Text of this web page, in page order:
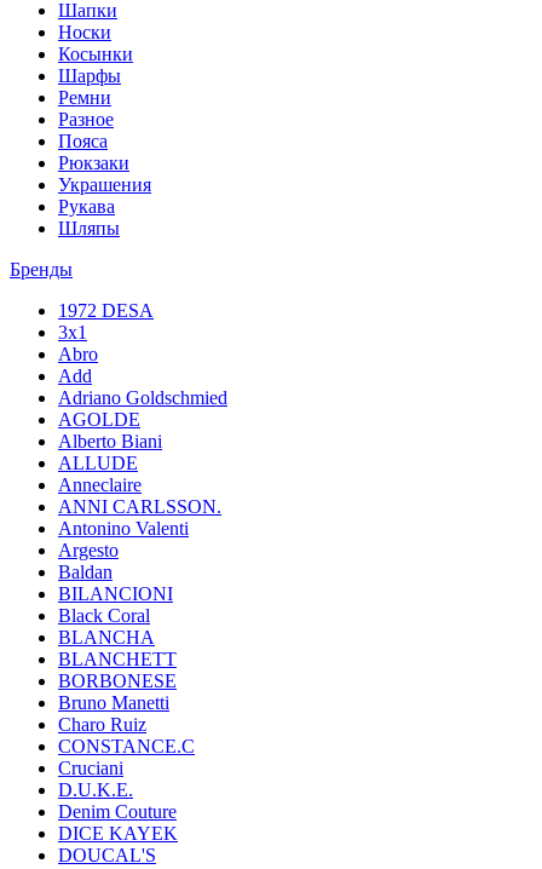
Шапки
Носки
Косынки
Шарфы
Ремни
Разное
Пояса
Рюкзаки
Украшения
Рукава
Шляпы
Бренды
1972 DESA
3x1
Abro
Add
Adriano Goldschmied
AGOLDE
Alberto Biani
ALLUDE
Anneclaire
ANNI CARLSSON.
Antonino Valenti
Argesto
Baldan
BILANCIONI
Black Coral
BLANCHA
BLANCHETT
BORBONESE
Bruno Manetti
Charo Ruiz
CONSTANCE.C
Cruciani
D.U.K.E.
Denim Couture
DICE KAYEK
DOUCAL'S